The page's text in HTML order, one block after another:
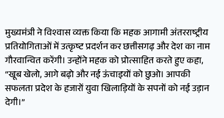
मुख्यमंत्री ने विश्वास व्यक्त किया कि महक आगामी अंतरराष्ट्रीय
प्रतियोगिताओं में उत्कृष्ट प्रदर्शन कर छत्तीसगढ़ और देश का नाम
गौरवान्वित करेंगी। उन्होंने महक को प्रोत्साहित करते हुए कहा,
“खूब खेलो, आगे बढ़ो और नई ऊंचाइयों को छुओ। आपकी
सफलता प्रदेश के हजारों युवा खिलाड़ियों के सपनों को नई उड़ान
देगी।”